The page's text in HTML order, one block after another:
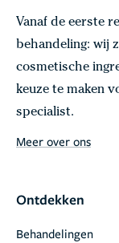
Vanaf de eerste
behandeling: wij
cosmetische
keuze te maken
specialist.
Meer over ons
Ontdekken
Behandelingen